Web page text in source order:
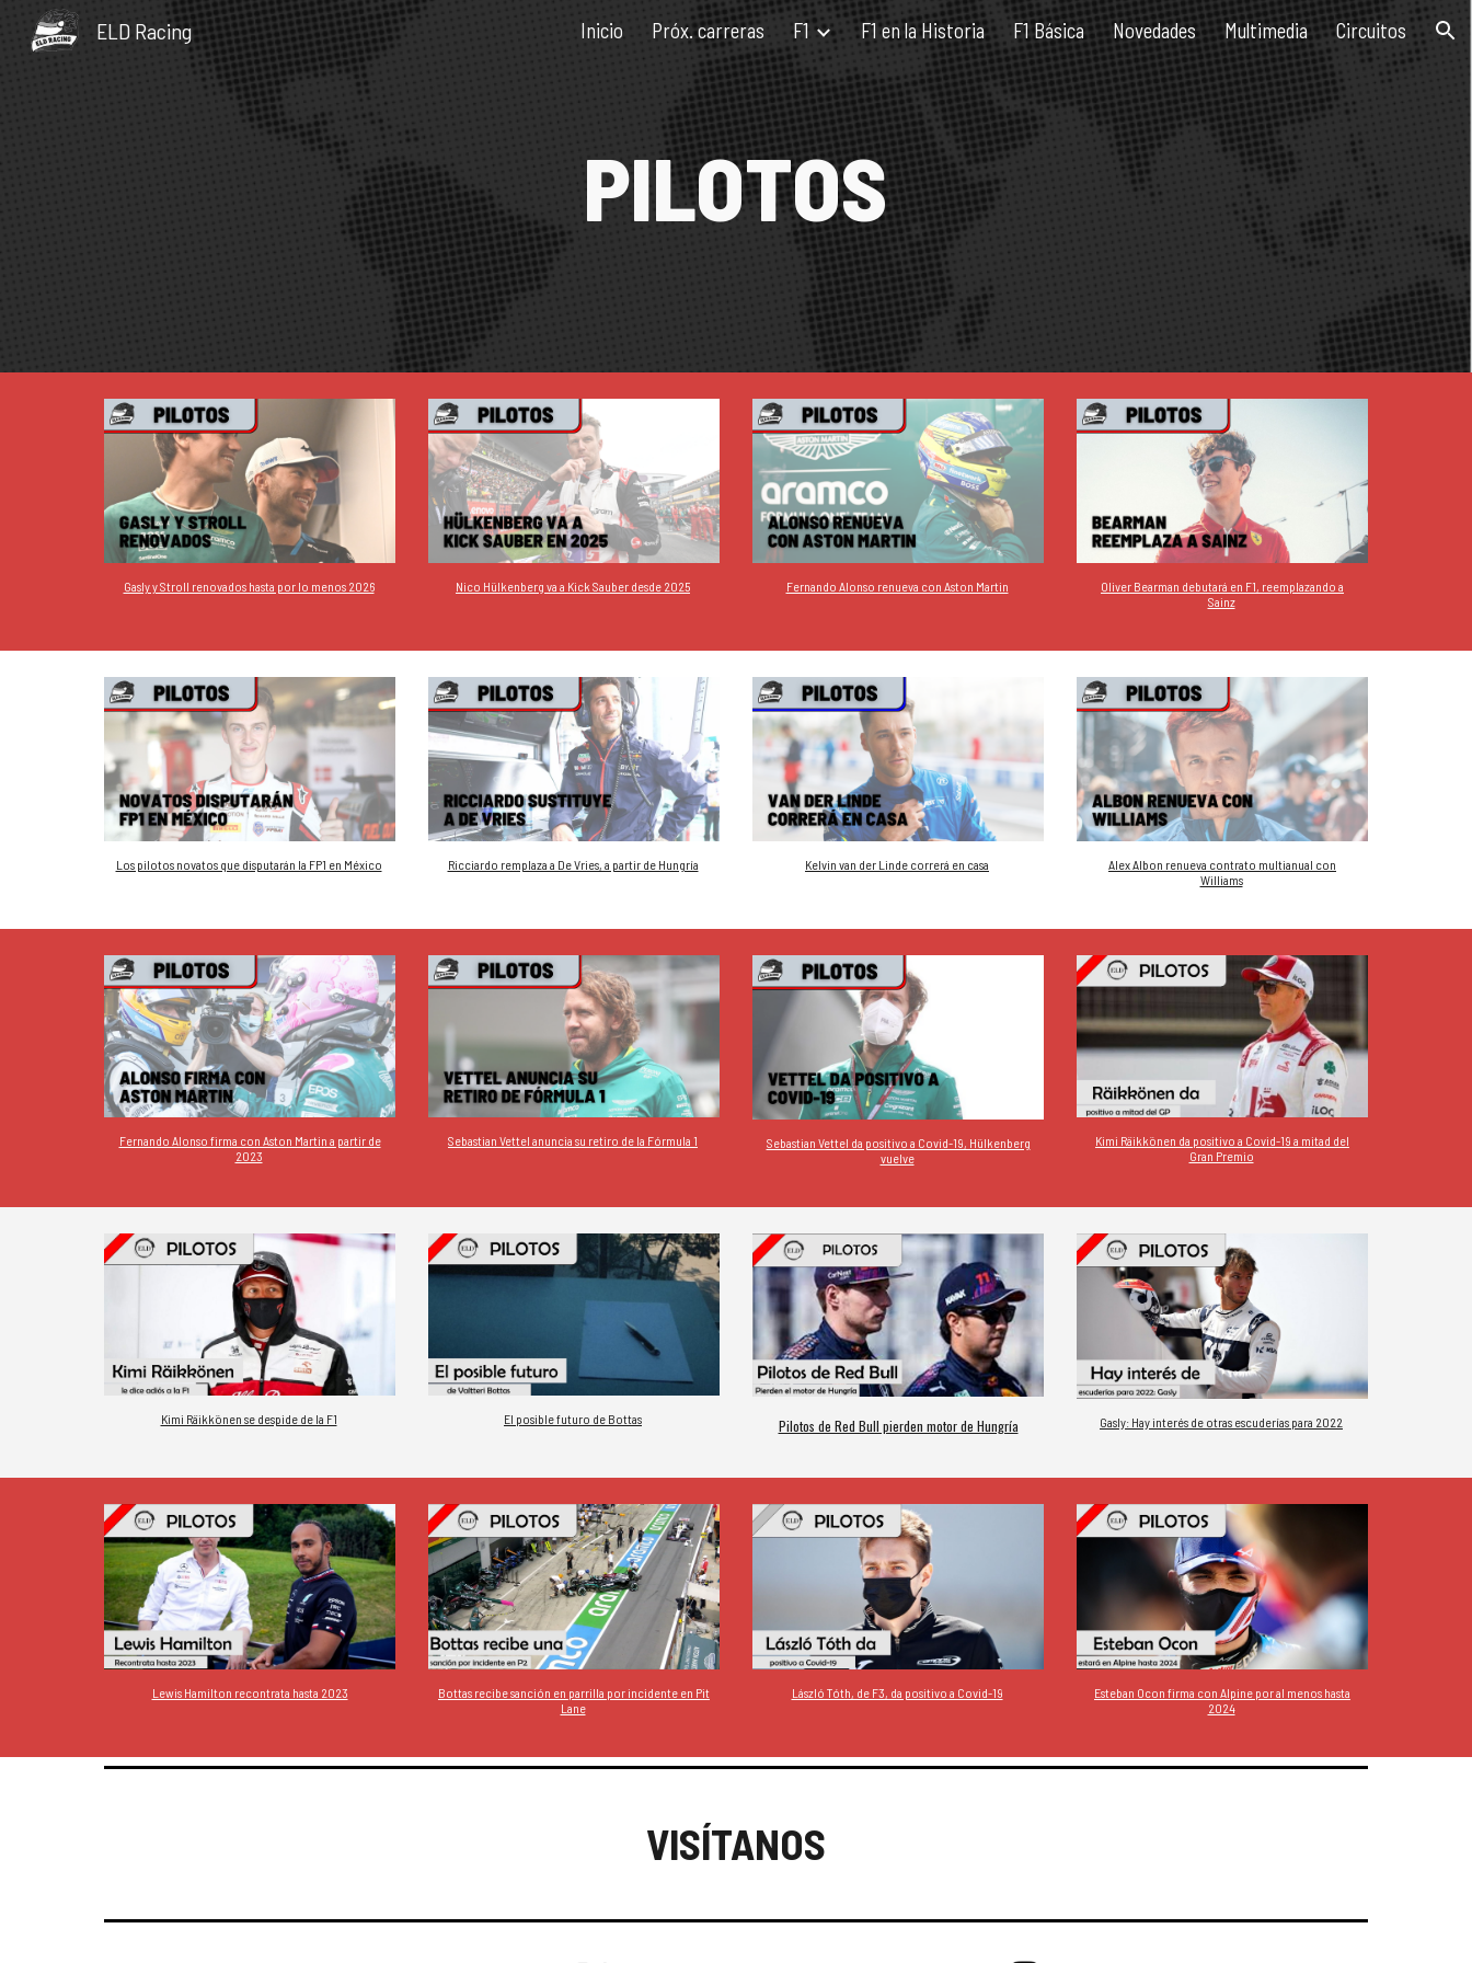
Skip to main content Skip to navigation
ELD Racing Inicio Próx. carreras F1 F1 en la Historia F1 Básica Novedades Multimedia Circuitos
PILOTOS
Gasly y Stroll renovados hasta por lo menos 2026 Nico Hülkenberg va a Kick Sauber desde 2025 Fernando Alonso renueva con Aston Martin
Oliver Bearman debutará en F1, reemplazando a
Sainz
Los pilotos novatos que disputarán la FP1 en México Ricciardo remplaza a De Vries, a partir de Hungría Kelvin van der Linde correrá en casa
Alex Albon renueva contrato multianual con
Williams
Fernando Alonso firma con Aston Martin a partir de
2023
Sebastian Vettel anuncia su retiro de la Fórmula 1
Sebastian Vettel da positivo a Covid-19, Hülkenberg
vuelve
Kimi Räikkönen da positivo a Covid-19 a mitad del
Gran Premio
Kimi Räikkönen se despide de la F1 El posible futuro de Bottas Pilotos de Red Bull pierden motor de Hungría Gasly: Hay interés de otras escuderías para 2022
Lewis Hamilton recontrata hasta 2023
Bottas recibe sanción en parrilla por incidente en Pit
Lane
László Tóth, de F3, da positivo a Covid-19
Esteban Ocon firma con Alpine por al menos hasta
2024
VISÍTANOS